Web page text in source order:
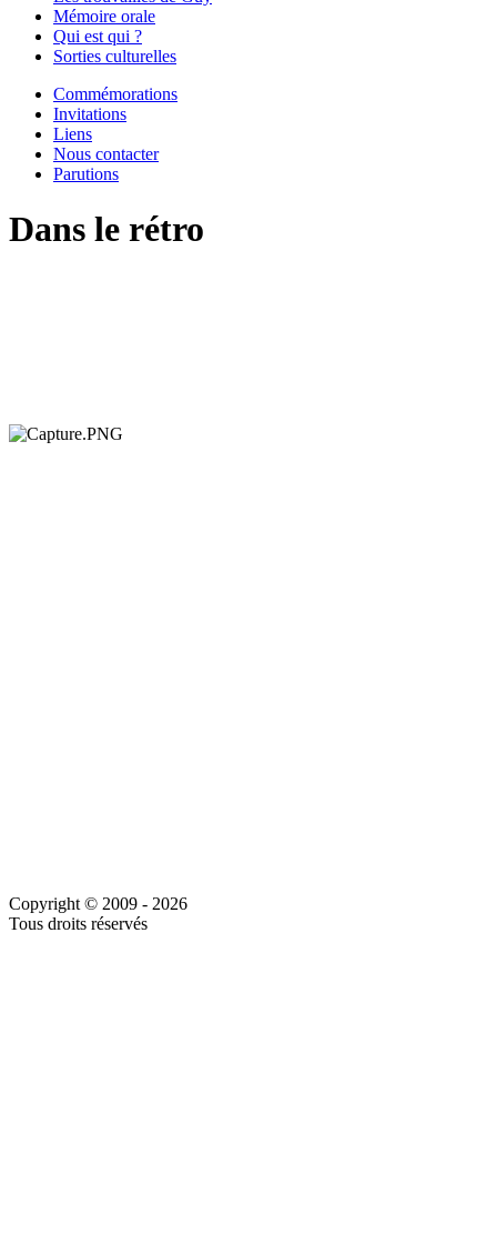
Mémoire orale
Qui est qui ?
Sorties culturelles
Commémorations
Invitations
Liens
Nous contacter
Parutions
Dans le rétro
Copyright © 2009 - 2026
Tous droits réservés